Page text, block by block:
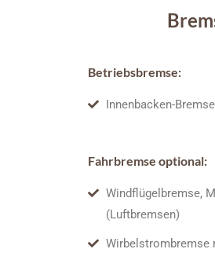
Betriebsbremse:
Innenbacken-
Fahrbremse optional:
Windflügelbremse,
(Luftbremsen)
Wirbelstrombremse